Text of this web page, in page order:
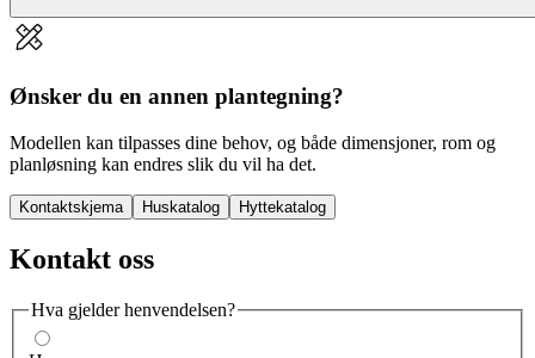
Ønsker du en annen plantegning?
Modellen kan tilpasses dine behov, og både dimensjoner, rom og
planløsning kan endres slik du vil ha det.
Kontaktskjema Huskatalog Hyttekatalog
Kontakt oss
Hva gjelder henvendelsen?